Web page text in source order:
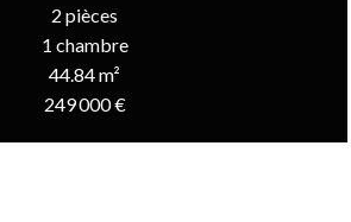
2 pièces
1 chambre
44.84 m²
249 000 €